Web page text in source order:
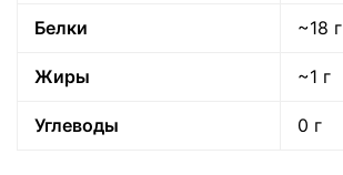
Белки ~18 г
Жиры ~1 г
Углеводы 0 г